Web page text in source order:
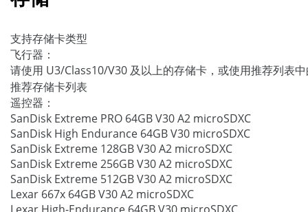
支持存储卡类型
飞行器：
请使用 U3/Class10/V30 及以上的存储卡，或使用推荐列表
推荐存储卡列表
遥控器：
SanDisk Extreme PRO 64GB V30 A2 microSDXC
SanDisk High Endurance 64GB V30 microSDXC
SanDisk Extreme 128GB V30 A2 microSDXC
SanDisk Extreme 256GB V30 A2 microSDXC
SanDisk Extreme 512GB V30 A2 microSDXC
Lexar 667x 64GB V30 A2 microSDXC